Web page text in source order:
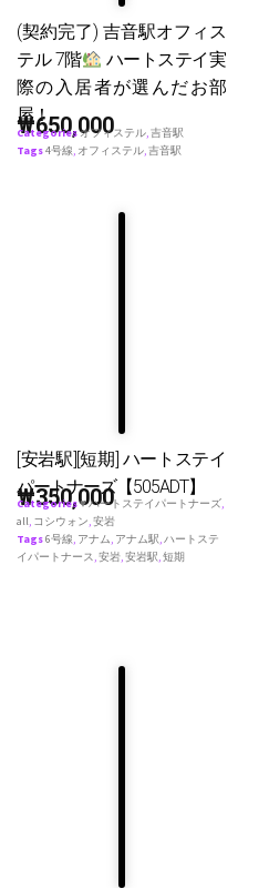
(契約完了) 吉音駅オフィス
テル 7階
ハートステイ実
際の入居者が選んだお部
屋！
₩650,000
Categoriesオフィステル,吉音駅
Tags4号線, オフィステル,吉音駅
[安岩駅][短期] ハートステイ
パートナーズ【505ADT】
₩350,000
Categories♥ ハートステイパートナーズ,
all, コシウォン,安岩
Tags6号線, アナム, アナム駅,ハートステ
イパートナース,安岩,安岩駅,短期